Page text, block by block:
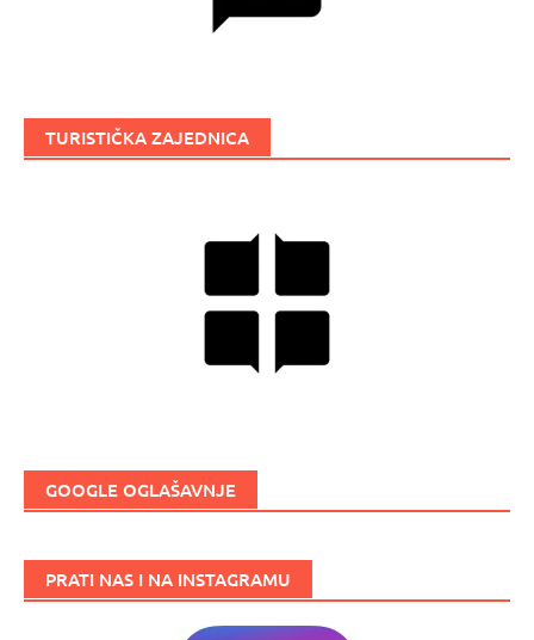
TURISTIČKA ZAJEDNICA
GOOGLE OGLAŠAVNJE
PRATI NAS I NA INSTAGRAMU